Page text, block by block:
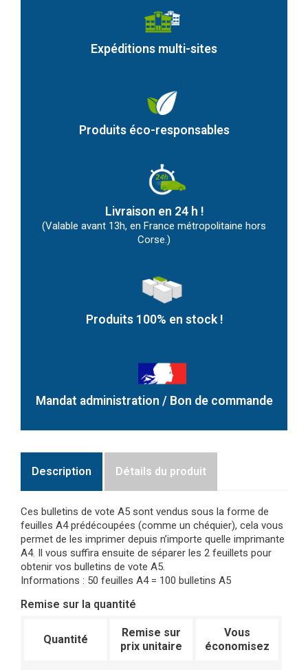
Expéditions multi-sites
Produits éco-responsables
Livraison en 24 h !
(Valable avant 13h, en France métropolitaine hors
Corse.)
Produits 100% en stock !
Mandat administration / Bon de commande
Description Détails du produit
Ces bulletins de vote A5 sont vendus sous la forme de
feuilles A4 prédécoupées (comme un chéquier), cela vous
permet de les imprimer depuis n’importe quelle imprimante
A4. Il vous suffira ensuite de séparer les 2 feuillets pour
obtenir vos bulletins de vote A5.
Informations : 50 feuilles A4 = 100 bulletins A5
Remise sur la quantité
Quantité
Remise sur
prix unitaire
Vous
économisez